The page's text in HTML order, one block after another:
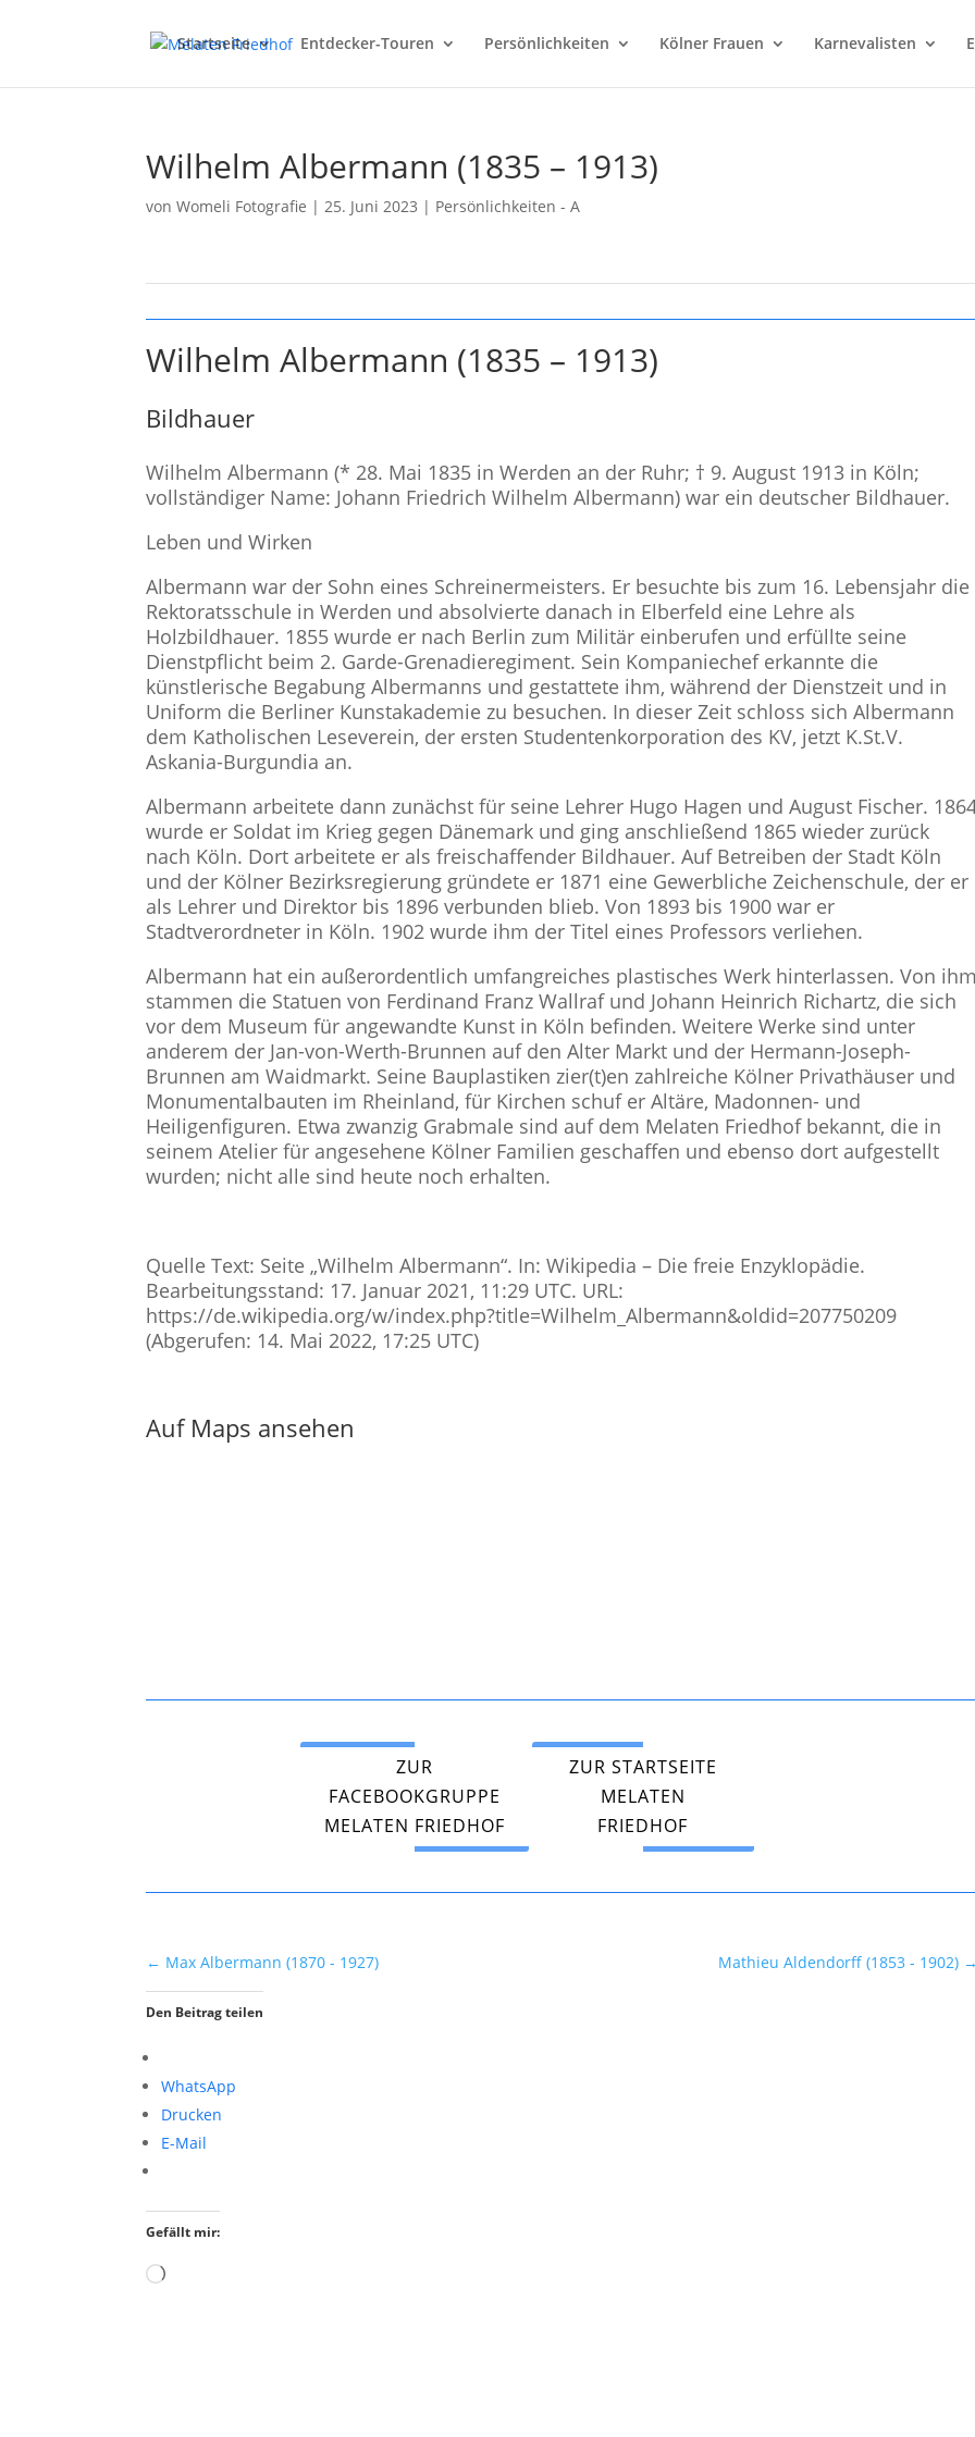
Startseite Entdecker-Touren Persönlichkeiten Kölner Frauen Karnevalisten
Wilhelm Albermann (1835 – 1913)
vonWomeli Fotografie |25. Juni 2023 | Persönlichkeiten - A
Wilhelm Albermann (1835 – 1913)
Bildhauer
Wilhelm Albermann (* 28. Mai 1835 in Werden an der Ruhr; † 9. August 1913 in Köln;
vollständiger Name: Johann Friedrich Wilhelm Albermann) war ein deutscher Bildhauer.
Leben und Wirken
Albermann war der Sohn eines Schreinermeisters. Er besuchte bis zum 16. Lebensjahr die
Rektoratsschule in Werden und absolvierte danach in Elberfeld eine Lehre als
Holzbildhauer. 1855 wurde er nach Berlin zum Militär einberufen und erfüllte seine
Dienstpflicht beim 2. Garde-Grenadieregiment. Sein Kompaniechef erkannte die
künstlerische Begabung Albermanns und gestattete ihm, während der Dienstzeit und in
Uniform die Berliner Kunstakademie zu besuchen. In dieser Zeit schloss sich Albermann
dem Katholischen Leseverein, der ersten Studentenkorporation des KV, jetzt K.St.V.
Askania-Burgundia an.
Albermann arbeitete dann zunächst für seine Lehrer Hugo Hagen und August Fischer.
wurde er Soldat im Krieg gegen Dänemark und ging anschließend 1865 wieder zurück
nach Köln. Dort arbeitete er als freischaffender Bildhauer. Auf Betreiben der Stadt Köln
und der Kölner Bezirksregierung gründete er 1871 eine Gewerbliche Zeichenschule, der er
als Lehrer und Direktor bis 1896 verbunden blieb. Von 1893 bis 1900 war er
Stadtverordneter in Köln. 1902 wurde ihm der Titel eines Professors verliehen.
Albermann hat ein außerordentlich umfangreiches plastisches Werk hinterlassen. Von
stammen die Statuen von Ferdinand Franz Wallraf und Johann Heinrich Richartz, die sich
vor dem Museum für angewandte Kunst in Köln befinden. Weitere Werke sind unter
anderem der Jan-von-Werth-Brunnen auf den Alter Markt und der Hermann-Joseph-
Brunnen am Waidmarkt. Seine Bauplastiken zier(t)en zahlreiche Kölner Privathäuser und
Monumentalbauten im Rheinland, für Kirchen schuf er Altäre, Madonnen- und
Heiligenfiguren. Etwa zwanzig Grabmale sind auf dem Melaten Friedhof bekannt, die in
seinem Atelier für angesehene Kölner Familien geschaffen und ebenso dort aufgestellt
wurden; nicht alle sind heute noch erhalten.
Quelle Text: Seite „Wilhelm Albermann“. In: Wikipedia – Die freie Enzyklopädie.
Bearbeitungsstand: 17. Januar 2021, 11:29 UTC. URL:
https://de.wikipedia.org/w/index.php?title=Wilhelm_Albermann&oldid=207750209
(Abgerufen: 14. Mai 2022, 17:25 UTC)
Auf Maps ansehen
ZUR
FACEBOOKGRUPPE
MELATEN FRIEDHOF
ZUR STARTSEITE
MELATEN
FRIEDHOF
← Max Albermann (1870 - 1927) Mathieu Aldendorff (1853 - 1902)
Den Beitrag teilen
WhatsApp
Drucken
E-Mail
Gefällt mir:
Wird